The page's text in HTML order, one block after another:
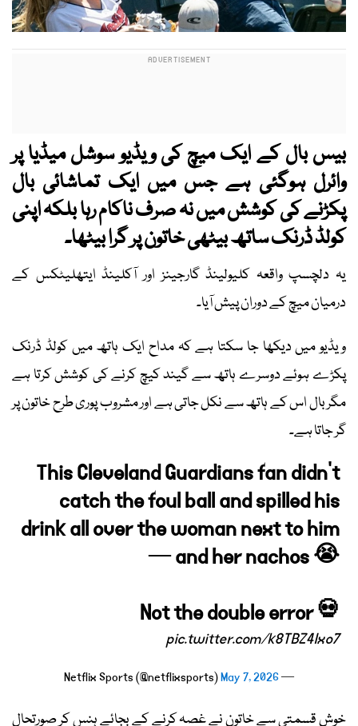
بیس بال کے ایک میچ کی ویڈیو سوشل میڈیا پر
وائرل ہوگئی ہے جس میں ایک تماشائی بال
پکڑنے کی کوشش میں نہ صرف ناکام رہا بلکہ اپنی
کولڈ ڈرنک ساتھ بیٹھی خاتون پر گرا بیٹھا۔
یہ دلچسپ واقعہ کلیولینڈ گارجینز اور آکلینڈ ایتھلیٹکس کے
درمیان میچ کے دوران پیش آیا۔
ویڈیو میں دیکھا جا سکتا ہے کہ مداح ایک ہاتھ میں کولڈ ڈرنک
پکڑے ہوئے دوسرے ہاتھ سے گیند کیچ کرنے کی کوشش کرتا ہے
مگر بال اس کے ہاتھ سے نکل جاتی ہے اور مشروب پوری طرح خاتون پر
گر جاتا ہے۔
This Cleveland Guardians fan didn’t
catch the foul ball and spilled his
drink all over the woman next to him
— and her nachos 😭
Not the double error 💀
pic.twitter.com/k8TBZ4Ixo7
— Netflix Sports (@netflixsports)
May 7, 2026
خوش قسمتی سے خاتون نے غصہ کرنے کے بجائے ہنس کر صورتحال